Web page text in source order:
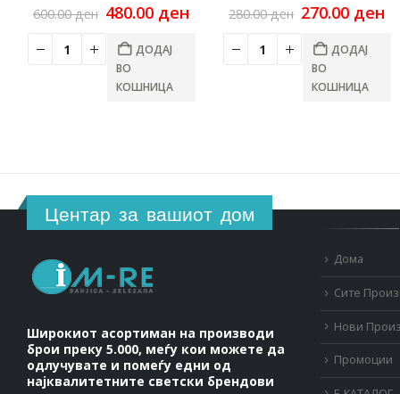
600.00ден Original
was:
600.00 ден.
480.00 ден Current
price
480.00 ден.
ДОДАЈ
ВО
КОШНИЦА
280.00ден Original
was:
280.00 ден.
270.00 ден
ДОДАЈ
ВО
КОШНИЦА
Центар за вашиот дом
Широкиот асортиман на производи
брои преку 5.000, меѓу кои можете да
одлучувате и помеѓу едни од
најквалитетните светски брендови
Дома
Сите
Нови
Промоции